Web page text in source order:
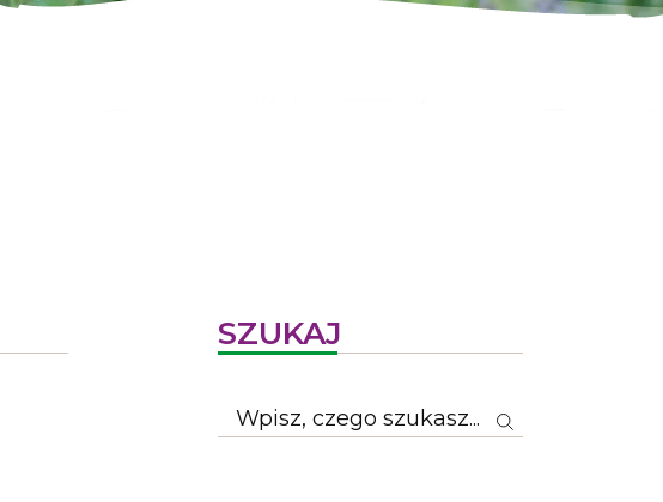
SZUKAJ